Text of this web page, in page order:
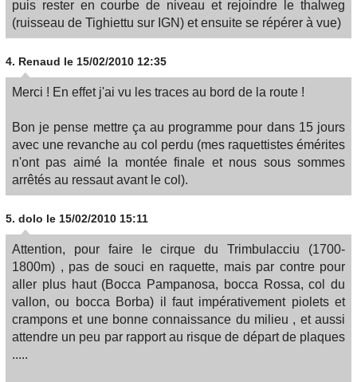
puis rester en courbe de niveau et rejoindre le thalweg
(ruisseau de Tighiettu sur IGN) et ensuite se répérer à vue)
4. Renaud le 15/02/2010 12:35
Merci ! En effet j'ai vu les traces au bord de la route !
Bon je pense mettre ça au programme pour dans 15 jours
avec une revanche au col perdu (mes raquettistes émérites
n'ont pas aimé la montée finale et nous sous sommes
arrêtés au ressaut avant le col).
5. dolo le 15/02/2010 15:11
Attention, pour faire le cirque du Trimbulacciu (1700-
1800m) , pas de souci en raquette, mais par contre pour
aller plus haut (Bocca Pampanosa, bocca Rossa, col du
vallon, ou bocca Borba) il faut impérativement piolets et
crampons et une bonne connaissance du milieu , et aussi
attendre un peu par rapport au risque de départ de plaques
.....